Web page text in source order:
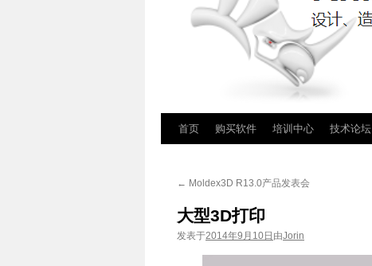
文
首页 购买软件 培训中心 技术论坛
← Moldex3D R13.0产品发表会
大型3D打印
发表于2014年9月10日 由Jorin